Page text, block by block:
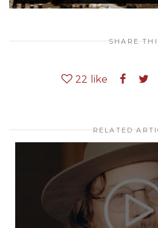
SHARE
22 like
RELATED